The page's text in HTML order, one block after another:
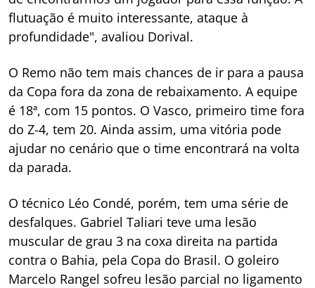
flutuação é muito interessante, ataque à
profundidade", avaliou Dorival.
O Remo não tem mais chances de ir para a pausa
da Copa fora da zona de rebaixamento. A equipe
é 18ª, com 15 pontos. O Vasco, primeiro time fora
do Z-4, tem 20. Ainda assim, uma vitória pode
ajudar no cenário que o time encontrará na volta
da parada.
O técnico Léo Condé, porém, tem uma série de
desfalques. Gabriel Taliari teve uma lesão
muscular de grau 3 na coxa direita na partida
contra o Bahia, pela Copa do Brasil. O goleiro
Marcelo Rangel sofreu lesão parcial no ligamento